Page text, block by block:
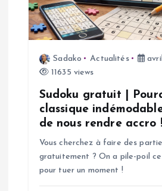
e
Sadako Actualités
11635 views
Sudoku gratuit |
classique
de nous rendre accro !
Vous cherchez à faire des
gratuitement ? On a pile-poil ce
pour tuer un moment !